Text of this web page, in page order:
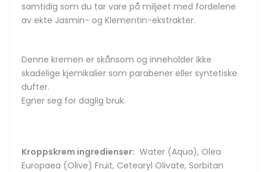
samtidig som du tar vare på miljøet med fordelene
av ekte Jasmin- og Klementin-ekstrakter.
Denne kremen er skånsom og inneholder ikke
skadelige kjemikalier som parabener eller syntetiske
dufter.
Egner seg for daglig bruk.
Kroppskrem ingredienser: Water (Aqua), Olea
Europaea (Olive) Fruit, Cetearyl Olivate, Sorbitan